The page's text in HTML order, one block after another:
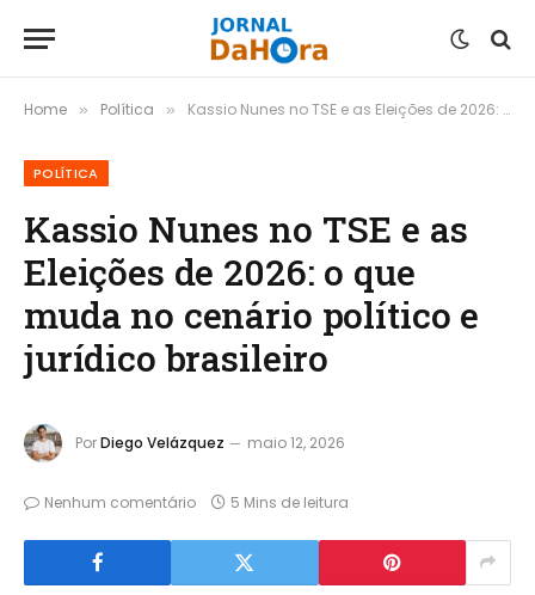
Home » Política » Kassio Nunes no TSE e as Eleições de 2026: o que muda no cenário político e jurídico brasileiro
POLÍTICA
Kassio Nunes no TSE e as
Eleições de 2026: o que
muda no cenário político e
jurídico brasileiro
PorDiego Velázquez maio 12, 2026
Nenhum comentário 5 Mins de leitura